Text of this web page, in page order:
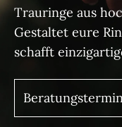
Trauringe aus
Gestaltet eure
schafft